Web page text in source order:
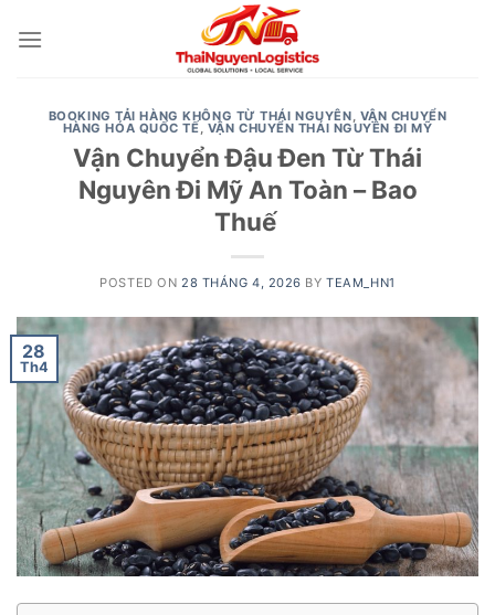
BOOKING TẢI HÀNG KHÔNG TỪ THÁI NGUYÊN, VẬN CHUYỂN
HÀNG HÓA QUỐC TẾ, VẬN CHUYỂN THÁI NGUYÊN ĐI MỸ
Vận Chuyển Đậu Đen Từ Thái
Nguyên Đi Mỹ An Toàn – Bao
Thuế
POSTED ON 28 THÁNG 4, 2026 BYTEAM_HN1
28
Th4